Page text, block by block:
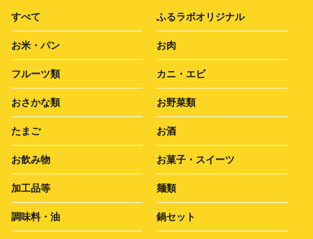
すべて ふるラボオリジナル
お米・パン お肉
フルーツ類 カニ・エビ
おさかな類 お野菜類
たまご お酒
お飲み物 お菓子・スイーツ
加工品等 麺類
調味料・油 鍋セット